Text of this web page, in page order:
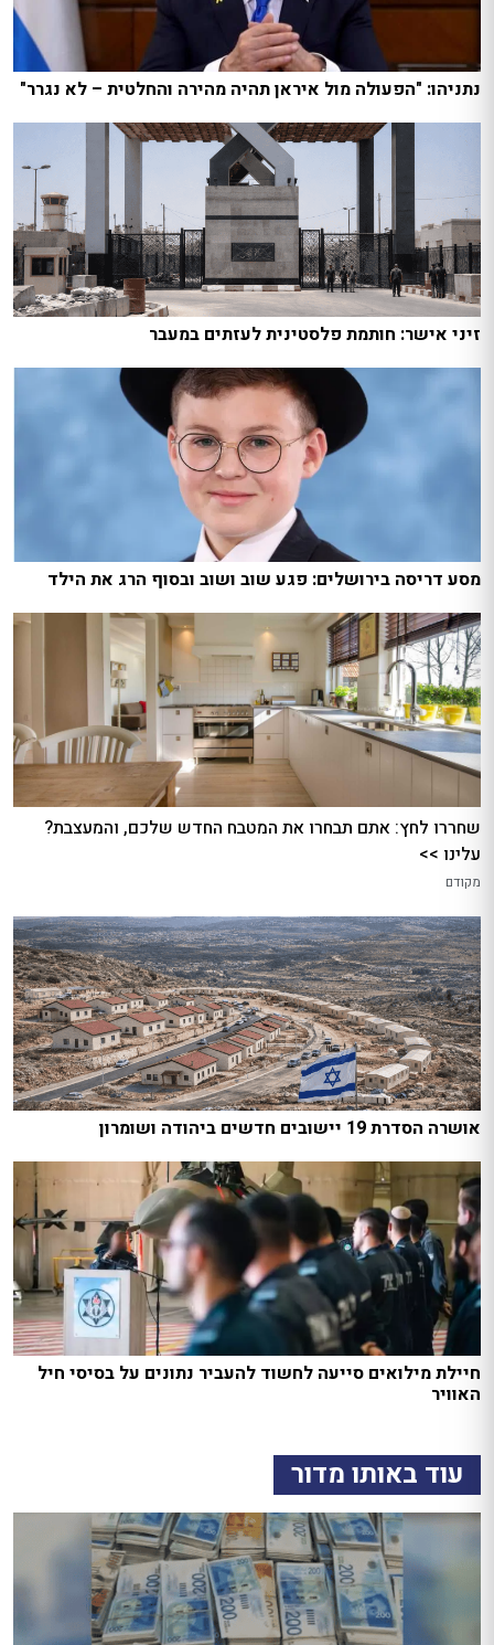
נתניהו: "הפעולה מול איראן תהיה מהירה והחלטית – לא נגרר"
זיני אישר: חותמת פלסטינית לעזתים במעבר
מסע דריסה בירושלים: פגע שוב ושוב ובסוף הרג את הילד
שחררו לחץ: אתם תבחרו את המטבח החדש שלכם, והמעצבת?
עלינו >>
מקודם
אושרה הסדרת 19 יישובים חדשים ביהודה ושומרון
חיילת מילואים סייעה לחשוד להעביר נתונים על בסיסי חיל
האוויר
עוד באותו מדור